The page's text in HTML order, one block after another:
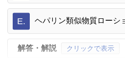
E. ヘパリン類似物質ローシ
解答・解説 クリックで表示